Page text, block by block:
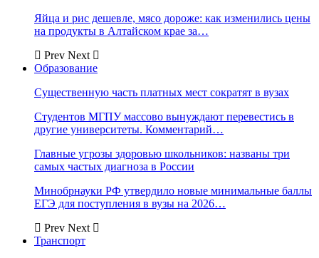
Яйца и рис дешевле, мясо дороже: как изменились цены
на продукты в Алтайском крае за…
Prev Next
Образование
Существенную часть платных мест сократят в вузах
Студентов МГПУ массово вынуждают перевестись в
другие университеты. Комментарий…
Главные угрозы здоровью школьников: названы три
самых частых диагноза в России
Минобрнауки РФ утвердило новые минимальные баллы
ЕГЭ для поступления в вузы на 2026…
Prev Next
Транспорт